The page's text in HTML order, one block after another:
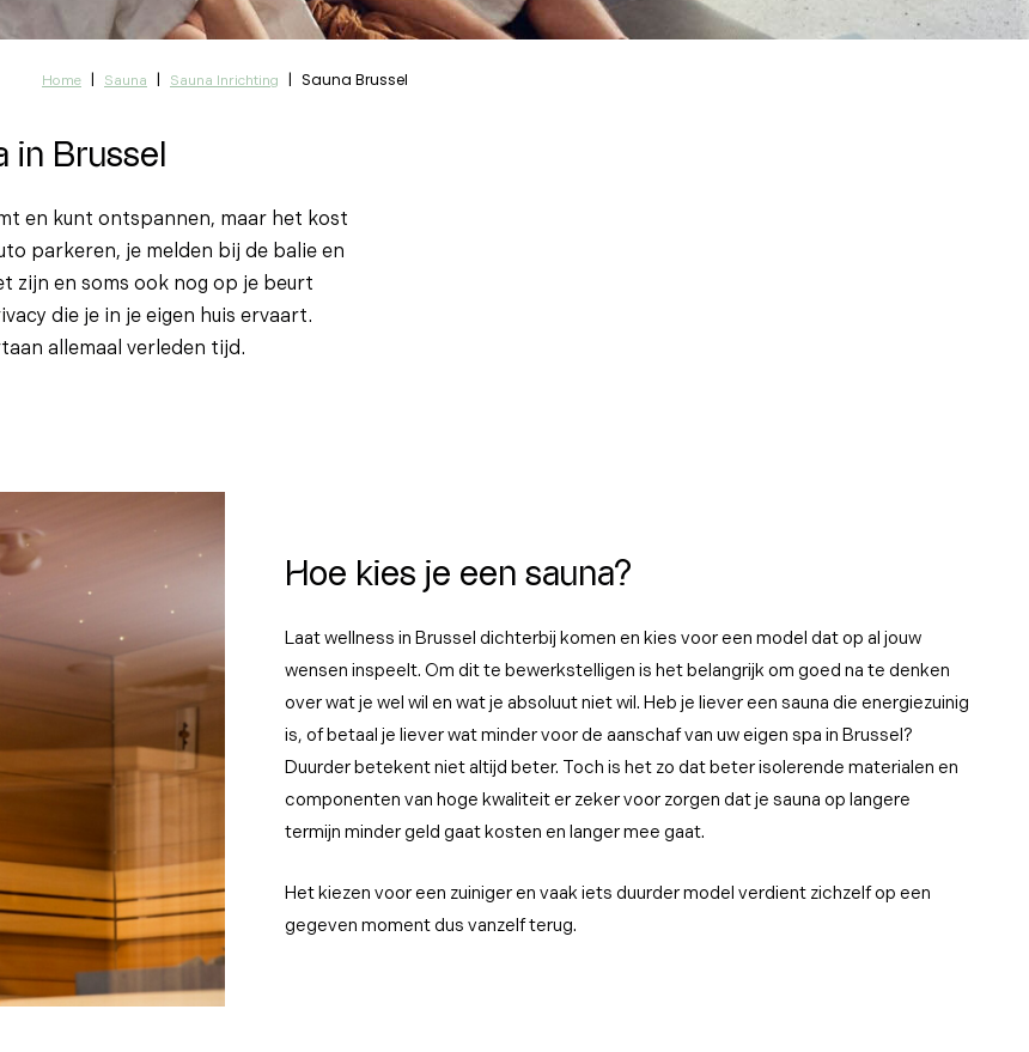
Home | Sauna | Sauna Inrichting | Sauna Brussel
in Brussel
en kunt ontspannen, maar het kost
parkeren, je melden bij de balie en
zijn en soms ook nog op je beurt
die je in je eigen huis ervaart.
allemaal verleden tijd.
Hoe kies je een sauna?
Laat wellness in Brussel dichterbij komen en kies voor een model dat op al jouw
wensen inspeelt. Om dit te bewerkstelligen is het belangrijk om goed na te denken
over wat je wel wil en wat je absoluut niet wil. Heb je liever een sauna die energiezuinig
is, of betaal je liever wat minder voor de aanschaf van uw eigen spa in Brussel?
Duurder betekent niet altijd beter. Toch is het zo dat beter isolerende materialen en
componenten van hoge kwaliteit er zeker voor zorgen dat je sauna op langere
termijn minder geld gaat kosten en langer mee gaat.
Het kiezen voor een zuiniger en vaak iets duurder model verdient zichzelf op een
gegeven moment dus vanzelf terug.